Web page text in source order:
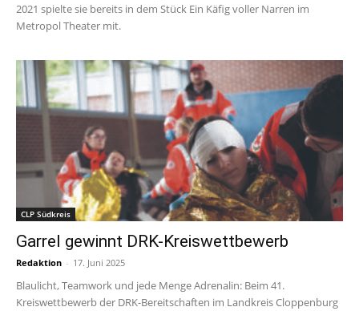
2021 spielte sie bereits in dem Stück Ein Käfig voller Narren im
Metropol Theater mit.
CLP Südkreis
Garrel gewinnt DRK-Kreiswettbewerb
Redaktion - 17. Juni 2025
Blaulicht, Teamwork und jede Menge Adrenalin: Beim 41.
Kreiswettbewerb der DRK-Bereitschaften im Landkreis Cloppenburg